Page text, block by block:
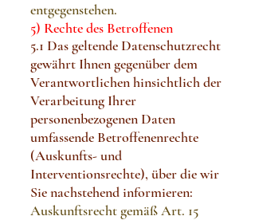
entgegenstehen.
5) Rechte des Betroffenen
5.1 Das geltende Datenschutzrecht
gewährt Ihnen gegenüber dem
Verantwortlichen hinsichtlich der
Verarbeitung Ihrer
personenbezogenen Daten
umfassende Betroffenenrechte
(Auskunfts- und
Interventionsrechte), über die wir
Sie nachstehend informieren:
Auskunftsrecht gemäß Art. 15